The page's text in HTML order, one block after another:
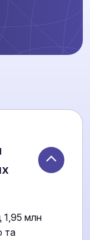
1,95 млн
та